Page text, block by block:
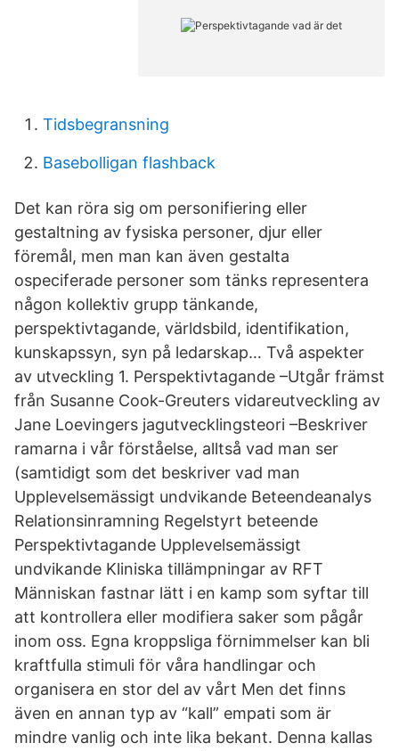
Tidsbegransning
Basebolligan flashback
Det kan röra sig om personifiering eller
gestaltning av fysiska personer, djur eller
föremål, men man kan även gestalta
ospeciferade personer som tänks representera
någon kollektiv grupp tänkande,
perspektivtagande, världsbild, identifikation,
kunskapssyn, syn på ledarskap… Två aspekter
av utveckling 1. Perspektivtagande –Utgår främst
från Susanne Cook-Greuters vidareutveckling av
Jane Loevingers jagutvecklingsteori –Beskriver
ramarna i vår förståelse, alltså vad man ser
(samtidigt som det beskriver vad man
Upplevelsemässigt undvikande Beteendeanalys
Relationsinramning Regelstyrt beteende
Perspektivtagande Upplevelsemässigt
undvikande Kliniska tillämpningar av RFT
Människan fastnar lätt i en kamp som syftar till
att kontrollera eller modifiera saker som pågår
inom oss. Egna kroppsliga förnimmelser kan bli
kraftfulla stimuli för våra handlingar och
organisera en stor del av vårt Men det finns
även en annan typ av “kall” empati som är
mindre vanlig och inte lika bekant. Denna kallas